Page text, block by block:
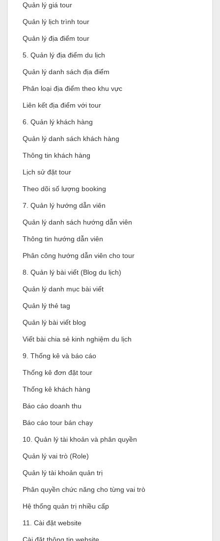
Quản lý giá tour
Quản lý lịch trình tour
Quản lý địa điểm tour
5. Quản lý địa điểm du lịch
Quản lý danh sách địa điểm
Phân loại địa điểm theo khu vực
Liên kết địa điểm với tour
6. Quản lý khách hàng
Quản lý danh sách khách hàng
Thông tin khách hàng
Lịch sử đặt tour
Theo dõi số lượng booking
7. Quản lý hướng dẫn viên
Quản lý danh sách hướng dẫn viên
Thông tin hướng dẫn viên
Phân công hướng dẫn viên cho tour
8. Quản lý bài viết (Blog du lịch)
Quản lý danh mục bài viết
Quản lý thẻ tag
Quản lý bài viết blog
Viết bài chia sẻ kinh nghiệm du lịch
9. Thống kê và báo cáo
Thống kê đơn đặt tour
Thống kê khách hàng
Báo cáo doanh thu
Báo cáo tour bán chạy
10. Quản lý tài khoản và phân quyền
Quản lý vai trò (Role)
Quản lý tài khoản quản trị
Phân quyền chức năng cho từng vai trò
Hệ thống quản trị nhiều cấp
11. Cài đặt website